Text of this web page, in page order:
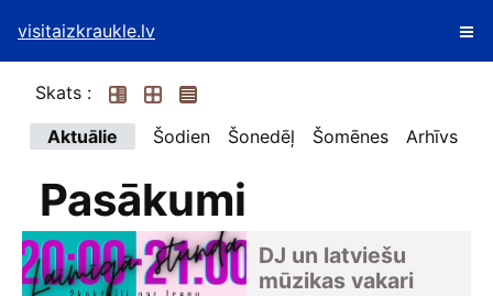
visitaizkraukle.lv
Skats :
Aktuālie
Šodien Šonedēļ Šomēnes Arhīvs
Pasākumi
DJ un latviešu
mūzikas vakari